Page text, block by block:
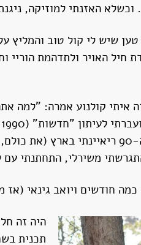
האזנתי למוזיקה,
שיש לי קול טוב והמליץ
חיל האויר ולתדהמת הוריי
איתי קולנוע אמרה: "למה
משנה של "7לילות" וכתב מגזין.
התחתנתי עם לילי
היה זה